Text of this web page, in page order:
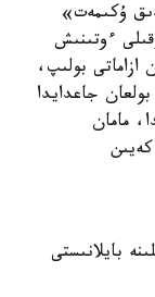
ۇكىمەت»
ءوتىنىش
ازاماتى بولىپ،
جاعدايدا
مامان
بايلانىستى